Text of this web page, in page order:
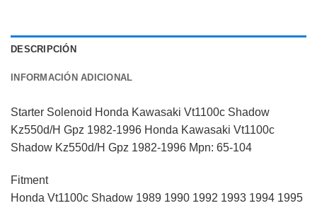
DESCRIPCIÓN
INFORMACIÓN ADICIONAL
Starter Solenoid Honda Kawasaki Vt1100c Shadow
Kz550d/H Gpz 1982-1996 Honda Kawasaki Vt1100c
Shadow Kz550d/H Gpz 1982-1996 Mpn: 65-104
Fitment
Honda Vt1100c Shadow 1989 1990 1992 1993 1994 1995